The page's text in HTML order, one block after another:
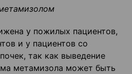
у пожилых пациентов,
и у пациентов со
так как выведение
метамизола может быть